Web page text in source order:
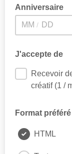
Anniversaire
/
J'accepte de
Recevoir
créatif (1 /
Format préféré
HTML